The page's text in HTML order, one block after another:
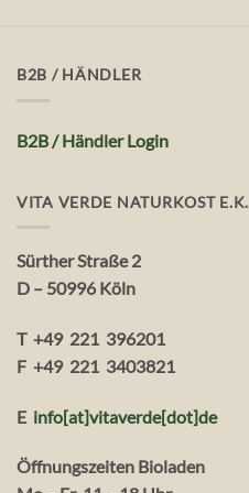
B2B / HÄNDLER
B2B / Händler Login
VITA VERDE NATURKOST E.K.
Sürther Straße 2
D – 50996 Köln
T +49 221 396201
F +49 221 3403821
E info[at]vitaverde[dot]de
Öffnungszeiten Bioladen